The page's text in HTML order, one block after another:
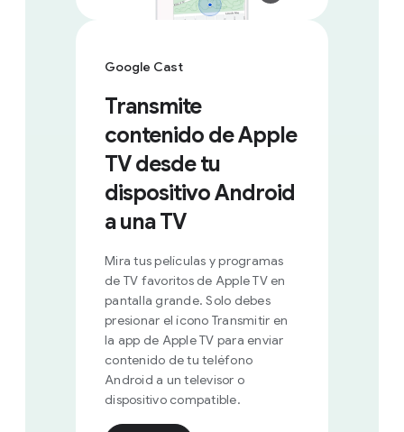
Google Cast
Transmite
contenido de Apple
TV desde tu
dispositivo Android
a una TV
Mira tus películas y programas
de TV favoritos de Apple TV en
pantalla grande. Solo debes
presionar el ícono Transmitir en
la app de Apple TV para enviar
contenido de tu teléfono
Android a un televisor o
dispositivo compatible.